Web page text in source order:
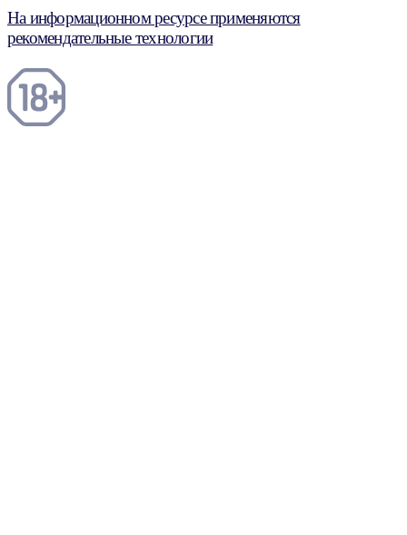
На информационном ресурсе применяются
рекомендательные технологии